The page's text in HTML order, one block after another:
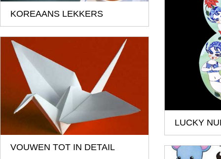
KOREAANS LEKKERS
LUCKY
VOUWEN TOT IN DETAIL